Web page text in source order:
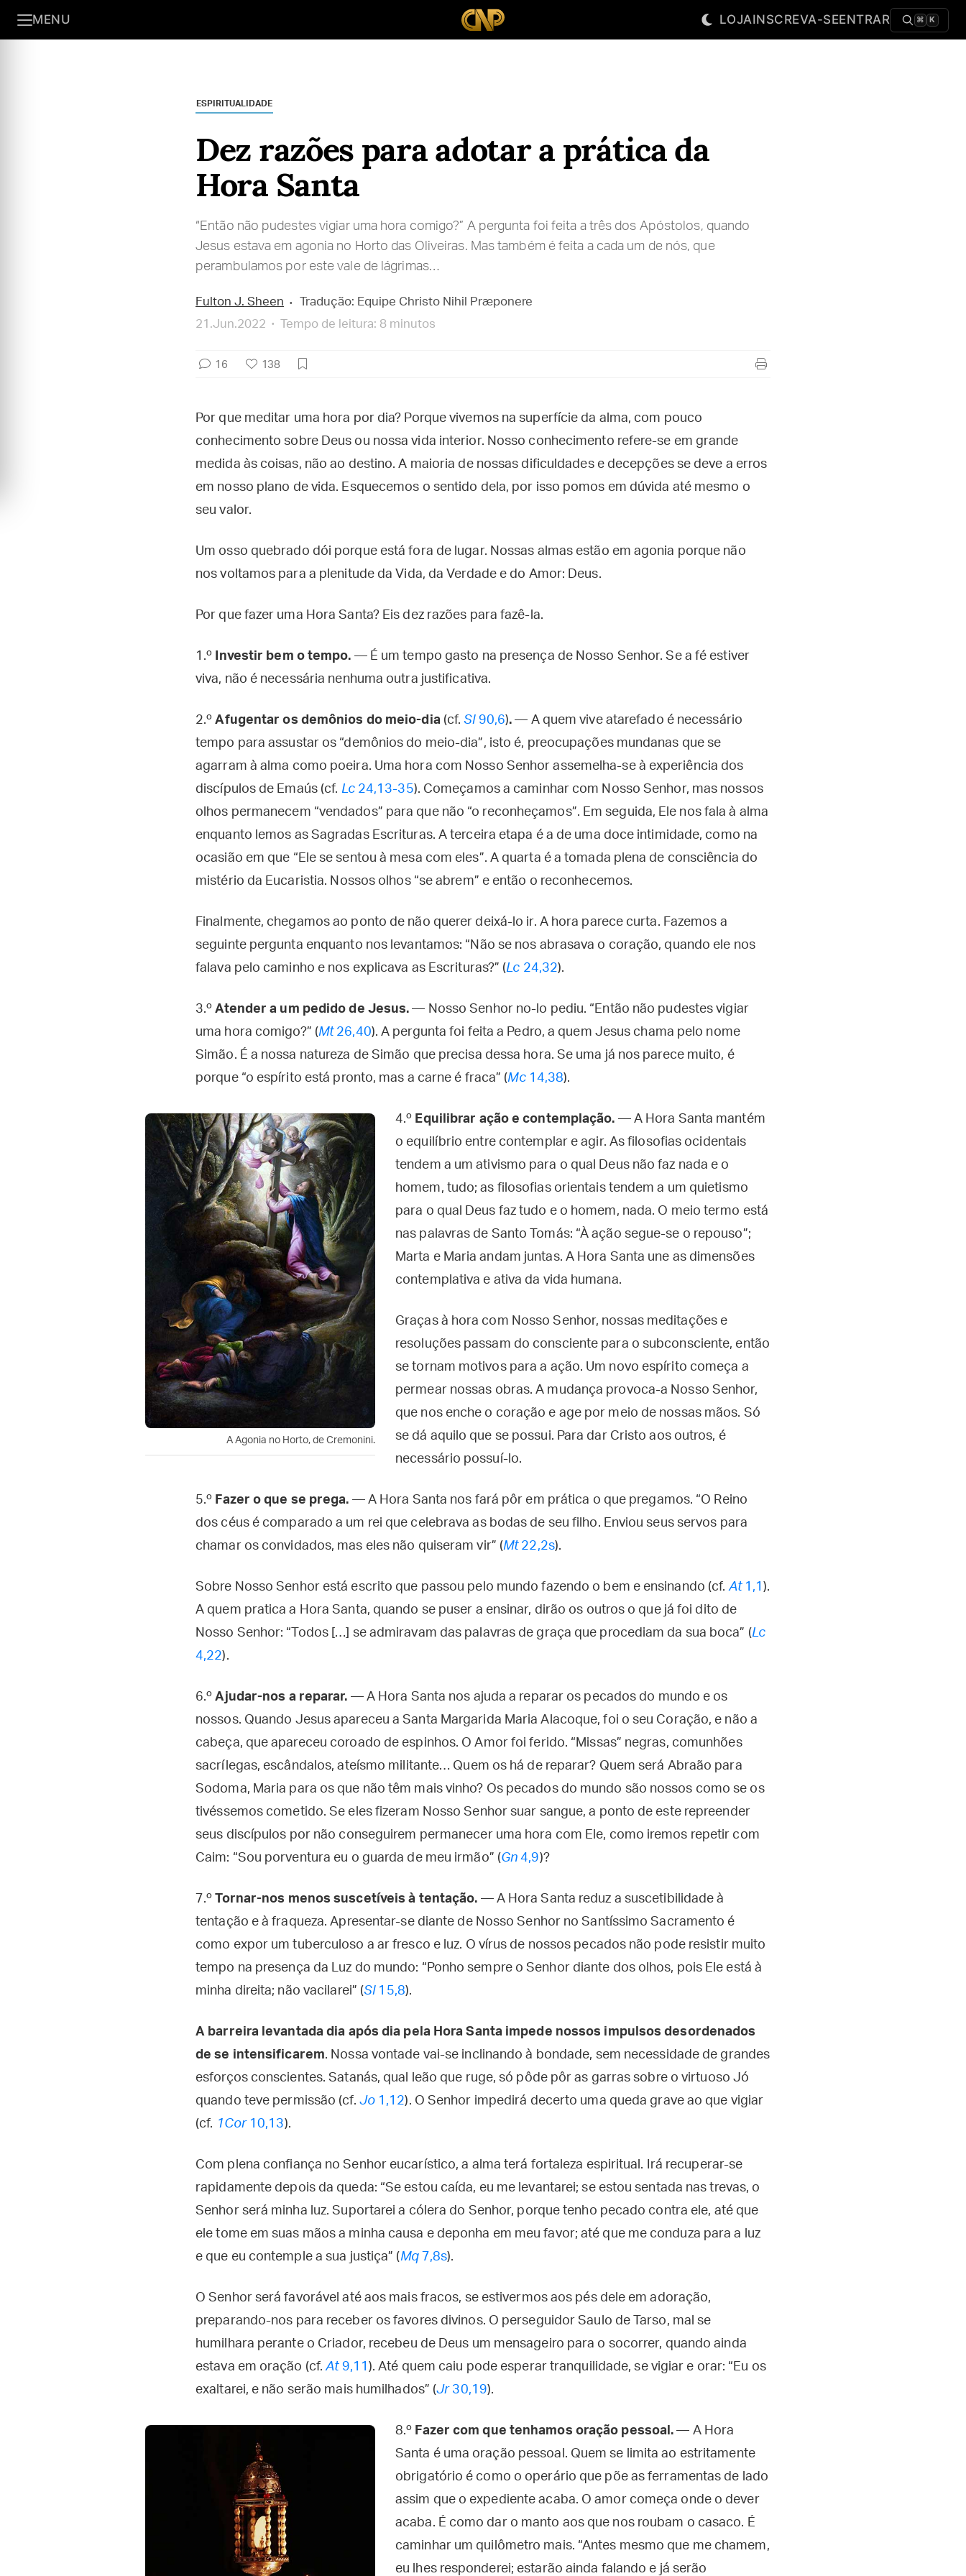
MENU LOJAINSCREVA-SEENTRAR ⌘ K
ESPIRITUALIDADE
Dez razões para adotar a prática da
Hora Santa
“Então não pudestes vigiar uma hora comigo?” A pergunta foi feita a três dos Apóstolos, quando
Jesus estava em agonia no Horto das Oliveiras. Mas também é feita a cada um de nós, que
perambulamos por este vale de lágrimas…
Fulton J. Sheen
Tradução: Equipe Christo Nihil Præponere
21.Jun.2022
Tempo de leitura: 8 minutos
16 138
Por que meditar uma hora por dia? Porque vivemos na superfície da alma, com pouco
conhecimento sobre Deus ou nossa vida interior. Nosso conhecimento refere-se em grande
medida às coisas, não ao destino. A maioria de nossas dificuldades e decepções se deve a erros
em nosso plano de vida. Esquecemos o sentido dela, por isso pomos em dúvida até mesmo o
seu valor.
Um osso quebrado dói porque está fora de lugar. Nossas almas estão em agonia porque não
nos voltamos para a plenitude da Vida, da Verdade e do Amor: Deus.
Por que fazer uma Hora Santa? Eis dez razões para fazê-la.
1.º Investir bem o tempo. — É um tempo gasto na presença de Nosso Senhor. Se a fé estiver
viva, não é necessária nenhuma outra justificativa.
2.º Afugentar os demônios do meio-dia (cf.Sl90,6).— A quem vive atarefado é necessário
tempo para assustar os “demônios do meio-dia”, isto é, preocupações mundanas que se
agarram à alma como poeira. Uma hora com Nosso Senhor assemelha-se à experiência dos
discípulos de Emaús (cf. Lc24,13-35). Começamos a caminhar com Nosso Senhor, mas nossos
olhos permanecem “vendados” para que não “o reconheçamos”. Em seguida, Ele nos fala à alma
enquanto lemos as Sagradas Escrituras. A terceira etapa é a de uma doce intimidade, como na
ocasião em que “Ele se sentou à mesa com eles”. A quarta é a tomada plena de consciência do
mistério da Eucaristia. Nossos olhos “se abrem” e então o reconhecemos.
Finalmente, chegamos ao ponto de não querer deixá-lo ir. A hora parece curta. Fazemos a
seguinte pergunta enquanto nos levantamos: “Não se nos abrasava o coração, quando ele nos
falava pelo caminho e nos explicava as Escrituras?” (Lc 24,32).
3.º Atender a um pedido de Jesus.— Nosso Senhor no-lo pediu. “Então não pudestes vigiar
uma hora comigo?” (Mt26,40). A pergunta foi feita a Pedro, a quem Jesus chama pelo nome
Simão. É a nossa natureza de Simão que precisa dessa hora. Se uma já nos parece muito, é
porque “o espírito está pronto, mas a carne é fraca” (Mc14,38).
A Agonia no Horto, de Cremonini.
4.º Equilibrar ação e contemplação. — A Hora Santa mantém
o equilíbrio entre contemplar e agir. As filosofias ocidentais
tendem a um ativismo para o qual Deus não faz nada e o
homem, tudo; as filosofias orientais tendem a um quietismo
para o qual Deus faz tudo e o homem, nada. O meio termo está
nas palavras de Santo Tomás: “À ação segue-se o repouso”;
Marta e Maria andam juntas. A Hora Santa une as dimensões
contemplativa e ativa da vida humana.
Graças à hora com Nosso Senhor, nossas meditações e
resoluções passam do consciente para o subconsciente, então
se tornam motivos para a ação. Um novo espírito começa a
permear nossas obras. A mudança provoca-a Nosso Senhor,
que nos enche o coração e age por meio de nossas mãos. Só
se dá aquilo que se possui. Para dar Cristo aos outros, é
necessário possuí-lo.
5.º Fazer o que se prega. — A Hora Santa nos fará pôr em prática o que pregamos. “O Reino
dos céus é comparado a um rei que celebrava as bodas de seu filho. Enviou seus servos para
chamar os convidados, mas eles não quiseram vir” (Mt22,2s).
Sobre Nosso Senhor está escrito que passou pelo mundo fazendo o bem e ensinando (cf.At1,1 ).
A quem pratica a Hora Santa, quando se puser a ensinar, dirão os outros o que já foi dito de
Nosso Senhor: “Todos […] se admiravam das palavras de graça que procediam da sua boca” (Lc
4,22).
6.º Ajudar-nos a reparar. — A Hora Santa nos ajuda a reparar os pecados do mundo e os
nossos. Quando Jesus apareceu a Santa Margarida Maria Alacoque, foi o seu Coração, e não a
cabeça, que apareceu coroado de espinhos. O Amor foi ferido. “Missas” negras, comunhões
sacrílegas, escândalos, ateísmo militante… Quem os há de reparar? Quem será Abraão para
Sodoma, Maria para os que não têm mais vinho? Os pecados do mundo são nossos como se os
tivéssemos cometido. Se eles fizeram Nosso Senhor suar sangue, a ponto de este repreender
seus discípulos por não conseguirem permanecer uma hora com Ele, como iremos repetir com
Caim: “Sou porventura eu o guarda de meu irmão” (Gn 4,9)?
7.º Tornar-nos menos suscetíveis à tentação. — A Hora Santa reduz a suscetibilidade à
tentação e à fraqueza. Apresentar-se diante de Nosso Senhor no Santíssimo Sacramento é
como expor um tuberculoso a ar fresco e luz. O vírus de nossos pecados não pode resistir muito
tempo na presença da Luz do mundo: “Ponho sempre o Senhor diante dos olhos, pois Ele está à
minha direita; não vacilarei” (Sl15,8).
A barreira levantada dia após dia pela Hora Santa impede nossos impulsos desordenados
de se intensificarem. Nossa vontade vai-se inclinando à bondade, sem necessidade de grandes
esforços conscientes. Satanás, qual leão que ruge, só pôde pôr as garras sobre o virtuoso Jó
quando teve permissão (cf. Jo1,12). O Senhor impedirá decerto uma queda grave ao que vigiar
(cf. 1Cor10,13).
Com plena confiança no Senhor eucarístico, a alma terá fortaleza espiritual. Irá recuperar-se
rapidamente depois da queda: “Se estou caída, eu me levantarei; se estou sentada nas trevas, o
Senhor será minha luz. Suportarei a cólera do Senhor, porque tenho pecado contra ele, até que
ele tome em suas mãos a minha causa e deponha em meu favor; até que me conduza para a luz
e que eu contemple a sua justiça” (Mq7,8s).
O Senhor será favorável até aos mais fracos, se estivermos aos pés dele em adoração,
preparando-nos para receber os favores divinos. O perseguidor Saulo de Tarso, mal se
humilhara perante o Criador, recebeu de Deus um mensageiro para o socorrer, quando ainda
estava em oração (cf.At9,11 ). Até quem caiu pode esperar tranquilidade, se vigiar e orar: “Eu os
exaltarei, e não serão mais humilhados” (Jr30,19).
8.º Fazer com que tenhamos oração pessoal.— A Hora
Santa é uma oração pessoal. Quem se limita ao estritamente
obrigatório é como o operário que põe as ferramentas de lado
assim que o expediente acaba. O amor começa onde o dever
acaba. É como dar o manto aos que nos roubam o casaco. É
caminhar um quilômetro mais. “Antes mesmo que me chamem,
eu lhes responderei; estarão ainda falando e já serão